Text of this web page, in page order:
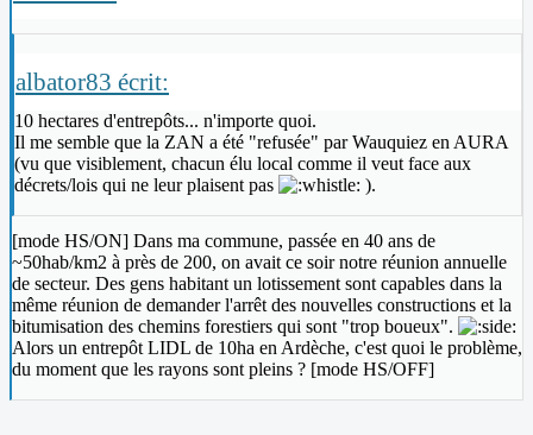
albator83 écrit:
10 hectares d'entrepôts... n'importe quoi.
Il me semble que la ZAN a été "refusée" par Wauquiez en AURA
(vu que visiblement, chacun élu local comme il veut face aux
décrets/lois qui ne leur plaisent pas
).
[mode HS/ON] Dans ma commune, passée en 40 ans de
~50hab/km2 à près de 200, on avait ce soir notre réunion annuelle
de secteur. Des gens habitant un lotissement sont capables dans la
même réunion de demander l'arrêt des nouvelles constructions et la
bitumisation des chemins forestiers qui sont "trop boueux".
Alors un entrepôt LIDL de 10ha en Ardèche, c'est quoi le problème,
du moment que les rayons sont pleins ? [mode HS/OFF]